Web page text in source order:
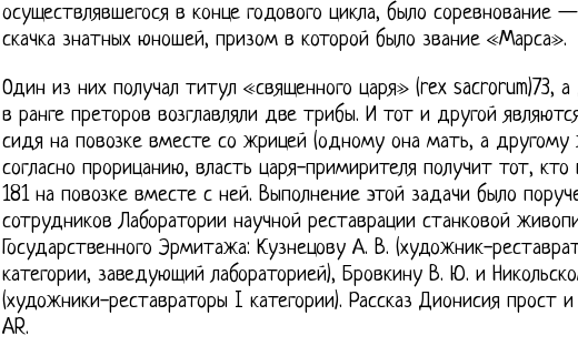
осуществлявшегося в конце годового цикла, было соревнование
скачка знатных юношей, призом в которой было звание «Марса».
Один из них получал титул «священного царя» (rex sacrorum)73,
в ранге преторов возглавляли две трибы. И тот и другой
сидя на повозке вместе со жрицей (одному она мать, а другому
согласно прорицанию, власть царя-примирителя получит тот, кто
181 на повозке вместе с ней. Выполнение этой задачи было
сотрудников Лаборатории научной реставрации станковой
Государственного Эрмитажа: Кузнецову А. В. (художник-
категории, заведующий лабораторией), Бровкину В. Ю. и
(художники-реставраторы I категории). Рассказ Дионисия прост и
AR.